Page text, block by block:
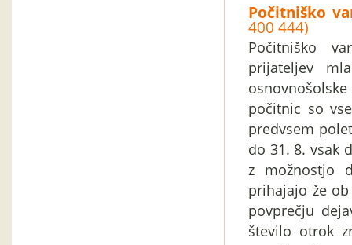
Počitniško
400 444)
Počitniško
prijateljev
počitnic so
predvsem
do 31. 8. vsak
z možnostjo
prihajajo že
povprečju
število otrok